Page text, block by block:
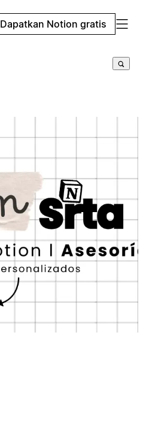
Dapatkan Notion gratis